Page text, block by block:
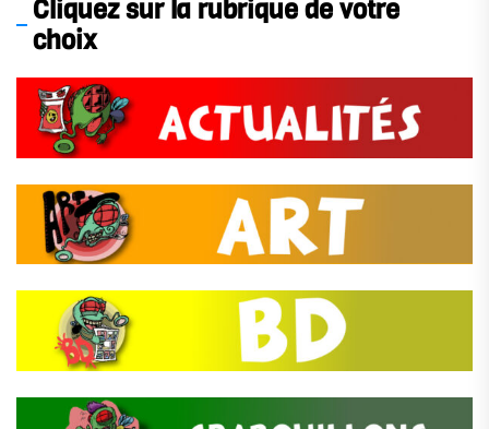
Cliquez sur la rubrique de votre
choix